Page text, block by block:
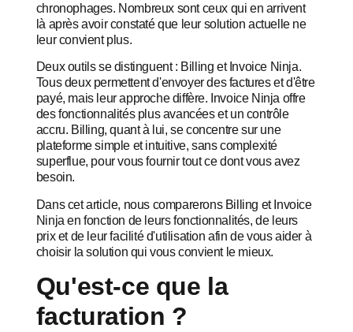
chronophages. Nombreux sont ceux qui en arrivent
là après avoir constaté que leur solution actuelle ne
leur convient plus.
Deux outils se distinguent : Billing et Invoice Ninja.
Tous deux permettent d'envoyer des factures et d'être
payé, mais leur approche diffère. Invoice Ninja offre
des fonctionnalités plus avancées et un contrôle
accru. Billing, quant à lui, se concentre sur une
plateforme simple et intuitive, sans complexité
superflue, pour vous fournir tout ce dont vous avez
besoin.
Dans cet article, nous comparerons Billing et Invoice
Ninja en fonction de leurs fonctionnalités, de leurs
prix et de leur facilité d'utilisation afin de vous aider à
choisir la solution qui vous convient le mieux.
Qu'est-ce que la
facturation ?